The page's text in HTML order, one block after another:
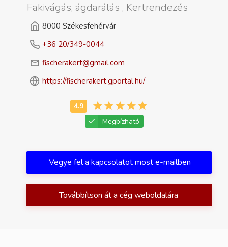
Fakivágás, ágdarálás , Kertrendezés
8000 Székesfehérvár
+36 20/349-0044
fischerakert@gmail.com
https://fischerakert.gportal.hu/
Megbízható
Vegye fel a kapcsolatot most e-mailben
Továbbítson át a cég weboldalára